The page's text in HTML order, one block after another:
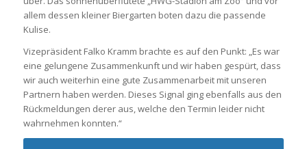
allem dessen kleiner Biergarten boten dazu die passende
Kulise.
Vizepräsident Falko Kramm brachte es auf den Punkt: „Es war
eine gelungene Zusammenkunft und wir haben gespürt, dass
wir auch weiterhin eine gute Zusammenarbeit mit unseren
Partnern haben werden. Dieses Signal ging ebenfalls aus den
Rückmeldungen derer aus, welche den Termin leider nicht
wahrnehmen konnten.“